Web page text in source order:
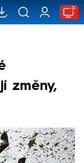
změny,